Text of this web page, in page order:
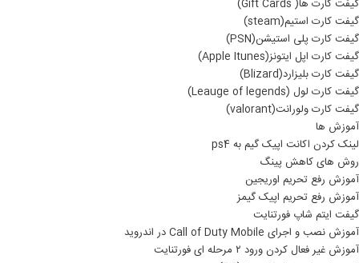
گیفت کارت ها( Gift Cards)
گیفت کارت استیم(steam)
گیفت کارت پلی استیشن(PSN)
گیفت کارت اپل ایتونز(Apple Itunes)
گیفت کارت بلیزارد(Blizard)
گیفت کارت لول (Leauge of legends)
گیفت کارت ولورانت(valorant)
آموزش ها
لینک کردن اکانت اپیک گیم به ps4
روش های کاهش پینگ
آموزش رفع تحریم اوریجین
آموزش رفع تحریم اپیک گیمز
گیفت ایتم شاپ فورتنایت
آموزش نصب و اجرای Call of Duty Mobile در اندروید
آموزش غیر فعال کردن ورود ۲ مرحله ای فورتنایت